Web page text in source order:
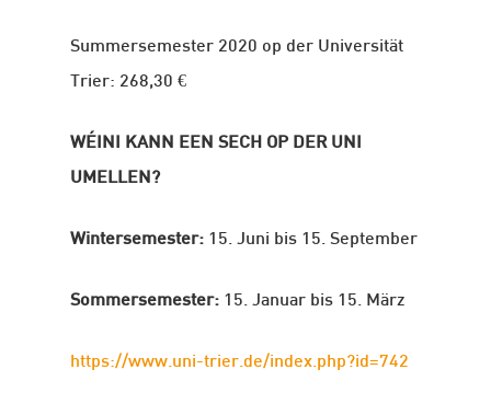
Summersemester 2020 op der Universität
Trier: 268,30 €
WÉINI KANN EEN SECH OP DER UNI
UMELLEN?
Wintersemester: 15. Juni bis 15. September
Sommersemester: 15. Januar bis 15. März
https://www.uni-trier.de/index.php?id=742